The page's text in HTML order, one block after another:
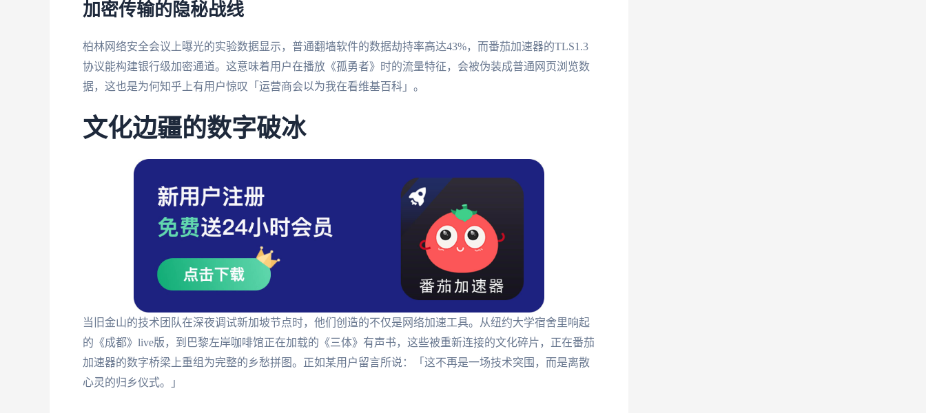
加密传输的隐秘战线
柏林网络安全会议上曝光的实验数据显示，普通翻墙软件的数据劫持率高达43%，而番茄加速器的TLS1.3
协议能构建银行级加密通道。这意味着用户在播放《孤勇者》时的流量特征，会被伪装成普通网页浏览数
据，这也是为何知乎上有用户惊叹「运营商会以为我在看维基百科」。
文化边疆的数字破冰
当旧金山的技术团队在深夜调试新加坡节点时，他们创造的不仅是网络加速工具。从纽约大学宿舍里响起
的《成都》live版，到巴黎左岸咖啡馆正在加载的《三体》有声书，这些被重新连接的文化碎片，正在番茄
加速器的数字桥梁上重组为完整的乡愁拼图。正如某用户留言所说：「这不再是一场技术突围，而是离散
心灵的归乡仪式。」